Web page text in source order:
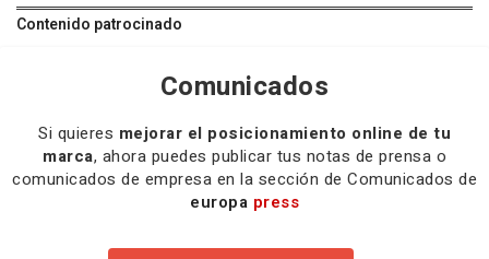
Contenido patrocinado
Comunicados
Si quieres mejorar el posicionamiento online de tu
marca, ahora puedes publicar tus notas de prensa o
comunicados de empresa en la sección de Comunicados de
europa press